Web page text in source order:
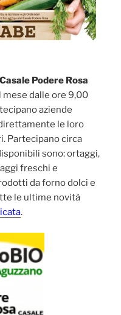
Podere Rosa
mese dalle ore 9,00
aziende
le loro
Partecipano circa
sono: ortaggi,
freschi e
da forno dolci e
le ultime novità
.